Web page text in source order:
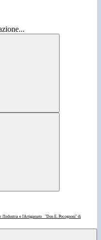
l'Industria e l'Artigianato
"Don E. Pocognoni" di